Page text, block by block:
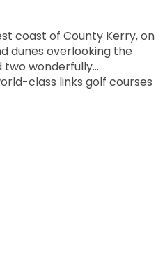
coast of County Kerry, on
dunes overlooking the
two wonderfully
class links golf courses
and the Trent Jones
your choice, every hole,
is defined by nature’s